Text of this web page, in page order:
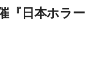
『日本ホラー